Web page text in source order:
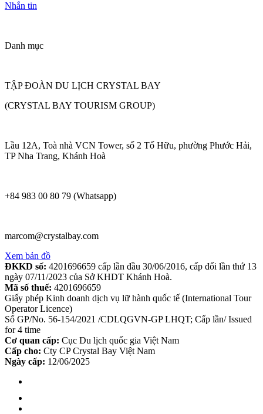
Nhắn tin
Danh mục
TẬP ĐOÀN DU LỊCH CRYSTAL BAY
(CRYSTAL BAY TOURISM GROUP)
Lầu 12A, Toà nhà VCN Tower, số 2 Tố Hữu, phường Phước Hải,
TP Nha Trang, Khánh Hoà
+84 983 00 80 79 (Whatsapp)
marcom@crystalbay.com
Xem bản đồ
ĐKKD số: 4201696659 cấp lần đầu 30/06/2016, cấp đổi lần thứ 13
ngày 07/11/2023 của Sở KHDT Khánh Hoà.
Mã số thuế: 4201696659
Giấy phép Kinh doanh dịch vụ lữ hành quốc tế (International Tour
Operator Licence)
Số GP/No. 56-154/2021 /CDLQGVN-GP LHQT; Cấp lần/ Issued
for 4 time
Cơ quan cấp: Cục Du lịch quốc gia Việt Nam
Cấp cho: Cty CP Crystal Bay Việt Nam
Ngày cấp: 12/06/2025